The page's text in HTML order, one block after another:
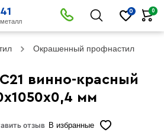
41 0 0
Окрашенный профнастил
винно-красный
мм
отзыв В избранные